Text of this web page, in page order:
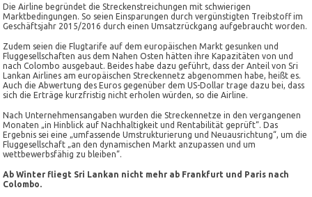
Die Airline begründet die Streckenstreichungen mit schwierigen
Marktbedingungen. So seien Einsparungen durch vergünstigten Treibstoff im
Geschäftsjahr 2015/2016 durch einen Umsatzrückgang aufgebraucht worden.
Zudem seien die Flugtarife auf dem europäischen Markt gesunken und
Fluggesellschaften aus dem Nahen Osten hätten ihre Kapazitäten von und
nach Colombo ausgebaut. Beides habe dazu geführt, dass der Anteil von Sri
Lankan Airlines am europäischen Streckennetz abgenommen habe, heißt es.
Auch die Abwertung des Euros gegenüber dem US-Dollar trage dazu bei, dass
sich die Erträge kurzfristig nicht erholen würden, so die Airline.
Nach Unternehmensangaben wurden die Streckennetze in den vergangenen
Monaten „in Hinblick auf Nachhaltigkeit und Rentabilität geprüft“. Das
Ergebnis sei eine „umfassende Umstrukturierung und Neuausrichtung“, um die
Fluggesellschaft „an den dynamischen Markt anzupassen und um
wettbewerbsfähig zu bleiben“.
Ab Winter fliegt Sri Lankan nicht mehr ab Frankfurt und Paris nach
Colombo.